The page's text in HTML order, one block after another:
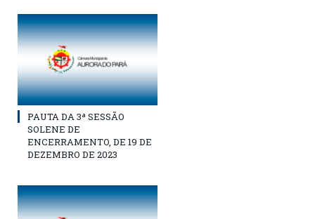
PAUTA DA 3ª SESSÃO
SOLENE DE
ENCERRAMENTO, DE 19 DE
DEZEMBRO DE 2023